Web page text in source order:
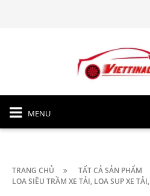
MENU
TRANG CHỦ
TẤT CẢ SẢN PHẨM
LOA SIÊU TRẦM XE TẢI, LOA SUP XE